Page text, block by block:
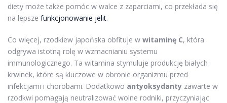
diety może także pomóc w walce z zaparciami, co przekłada się
na lepsze funkcjonowanie jelit.
Co więcej, rzodkiew japońska obfituje w witaminę C, która
odgrywa istotną rolę w wzmacnianiu systemu
immunologicznego. Ta witamina stymuluje produkcję białych
krwinek, które są kluczowe w obronie organizmu przed
infekcjami i chorobami. Dodatkowo antyoksydanty zawarte w
rzodkwi pomagają neutralizować wolne rodniki, przyczyniając